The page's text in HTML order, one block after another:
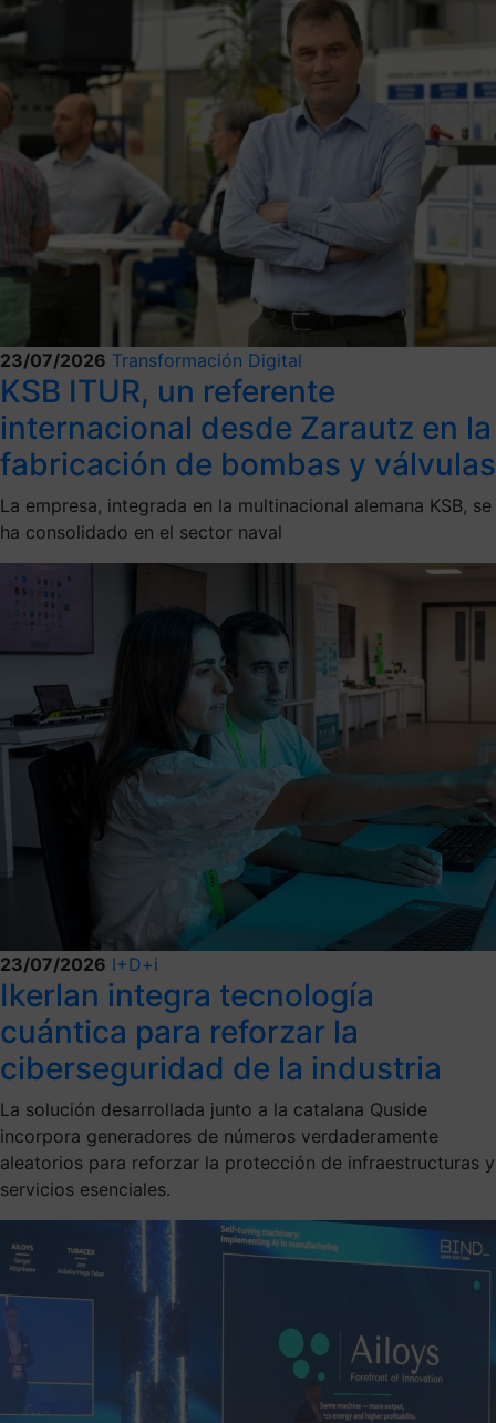
23/07/2026 Transformación Digital
KSB ITUR, un referente
internacional desde Zarautz en la
fabricación de bombas y válvulas
La empresa, integrada en la multinacional alemana KSB, se
ha consolidado en el sector naval
23/07/2026 I+D+i
Ikerlan integra tecnología
cuántica para reforzar la
ciberseguridad de la industria
La solución desarrollada junto a la catalana Quside
incorpora generadores de números verdaderamente
aleatorios para reforzar la protección de infraestructuras y
servicios esenciales.